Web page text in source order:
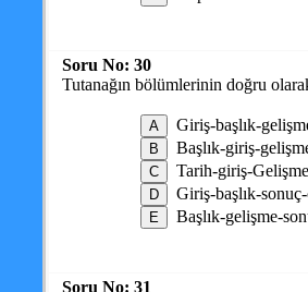
Soru No: 30
Tutanağın bölümlerinin doğru
Giriş-başlık-
Başlık-giriş-
Tarih-giriş-
Giriş-başlık-
Başlık-gelişme-
Soru No: 31